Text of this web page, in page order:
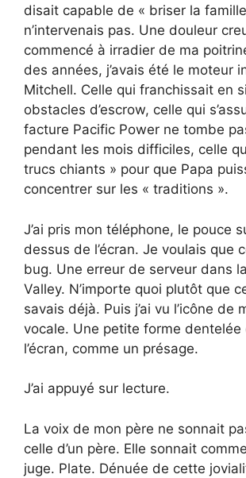
disait capable de « briser la
n’intervenais pas. Une douleur
commencé à irradier de ma
des années, j’avais été le moteur
Mitchell. Celle qui franchissait en
obstacles d’escrow, celle qui
facture Pacific Power ne tombe
pendant les mois difficiles, celle
trucs chiants » pour que Papa
concentrer sur les « traditions ».
J’ai pris mon téléphone, le pouce
dessus de l’écran. Je voulais que
bug. Une erreur de serveur dans
Valley. N’importe quoi plutôt que
savais déjà. Puis j’ai vu l’icône de
vocale. Une petite forme dentelée
l’écran, comme un présage.
J’ai appuyé sur lecture.
La voix de mon père ne sonnait
celle d’un père. Elle sonnait
juge. Plate. Dénuée de cette